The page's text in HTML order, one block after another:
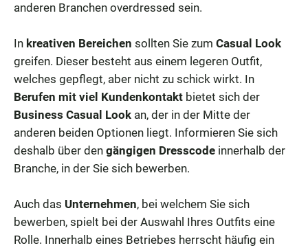
anderen Branchen overdressed sein.
In kreativen Bereichen sollten Sie zum Casual Look
greifen. Dieser besteht aus einem legeren Outfit,
welches gepflegt, aber nicht zu schick wirkt. In
Berufen mit viel Kundenkontakt bietet sich der
Business Casual Look an, der in der Mitte der
anderen beiden Optionen liegt. Informieren Sie sich
deshalb über den gängigen Dresscode innerhalb der
Branche, in der Sie sich bewerben.
Auch das Unternehmen, bei welchem Sie sich
bewerben, spielt bei der Auswahl Ihres Outfits eine
Rolle. Innerhalb eines Betriebes herrscht häufig ein